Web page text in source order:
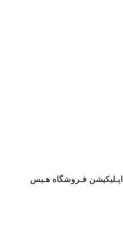
اپـلیکیشن فـروشگاه هـیس